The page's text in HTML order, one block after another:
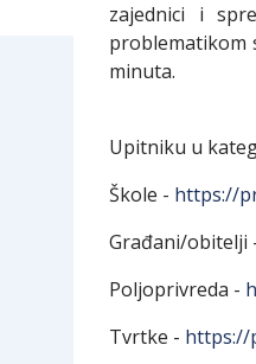
zajednici i
problematikom
minuta.
Upitniku u
Škole - https://
Građani/obitelji
Poljoprivreda -
Tvrtke - https://